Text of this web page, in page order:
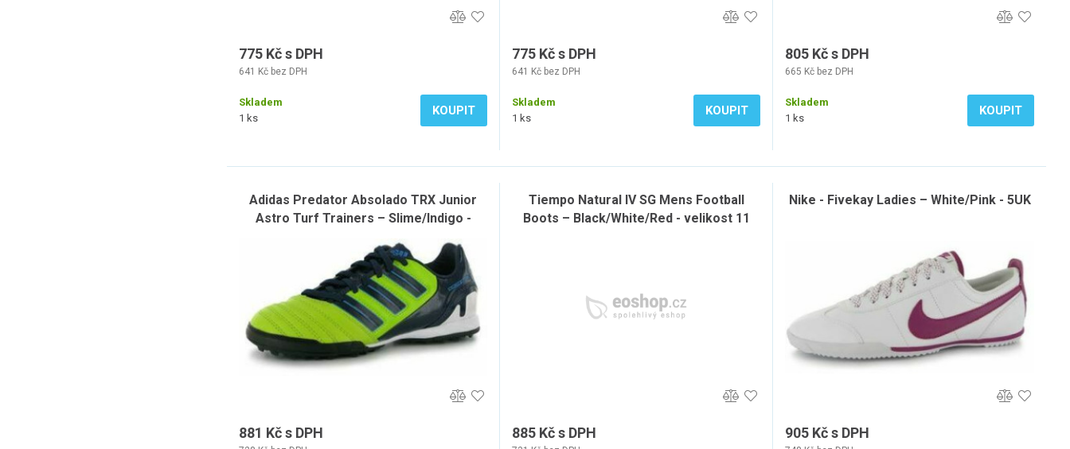
775 Kč s DPH
641 Kč bez DPH
Skladem
1 ks
KOUPIT
775 Kč s DPH
641 Kč bez DPH
Skladem
1 ks
KOUPIT
805 Kč s DPH
665 Kč bez DPH
Skladem
1 ks
KOUPIT
Adidas Predator Absolado TRX Junior
Astro Turf Trainers – Slime/Indigo -
881 Kč s DPH
Tiempo Natural IV SG Mens Football
Boots – Black/White/Red - velikost 11
885 Kč s DPH
Nike - Fivekay Ladies – White/Pink - 5UK
905 Kč s DPH